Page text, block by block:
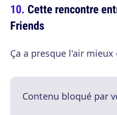
Cette rencontre
Friends
Ça a presque l'air
Contenu bloqué par